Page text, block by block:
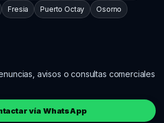
Fresia Puerto Octay Osorno
avisos o consultas comerciales
vía WhatsApp